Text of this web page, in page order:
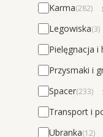
Karma(282)
Legowiska(3)
Pielęgnacja i
Przysmaki i
Spacer(233)
Transport i
Ubranka(12)